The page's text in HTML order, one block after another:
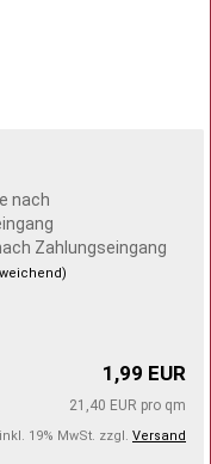
Zahlungseingang
1,99 EUR
21,40 EUR pro qm
inkl. 19% MwSt. zzgl. Versand